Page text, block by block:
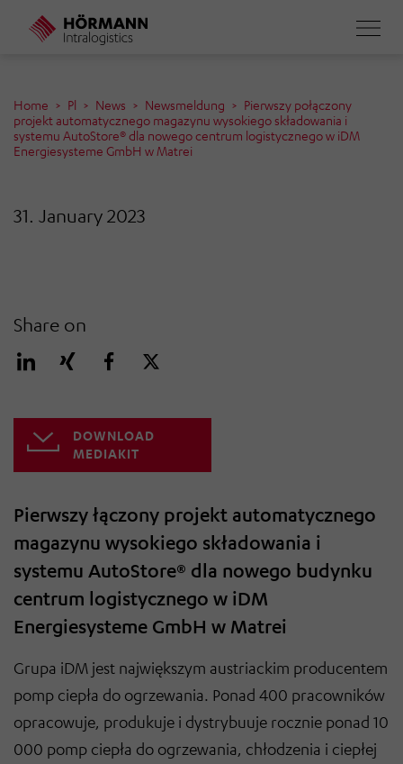
Home Pl News Newsmeldung
Pierwszy połączony
projekt automatycznego magazynu wysokiego składowania i
systemu AutoStore® dla nowego centrum logistycznego w iDM
Energiesysteme GmbH w Matrei
31. January 2023
Share on
DOWNLOAD
MEDIAKIT
Pierwszy łączony projekt automatycznego
magazynu wysokiego składowania i
systemu AutoStore® dla nowego budynku
centrum logistycznego w iDM
Energiesysteme GmbH w Matrei
Grupa iDM jest największym austriackim producentem
pomp ciepła do ogrzewania. Ponad 400 pracowników
opracowuje, produkuje i dystrybuuje rocznie ponad 10
000 pomp ciepła do ogrzewania, chłodzenia i ciepłej